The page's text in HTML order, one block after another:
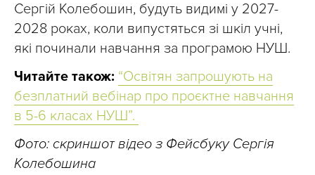
Сергій Колебошин, будуть видимі у 2027-
2028 роках, коли випустяться зі шкіл учні,
які починали навчання за програмою НУШ.
Читайте також: “Освітян запрошують на
безплатний вебінар про проєктне навчання
в 5-6 класах НУШ”.
Фото: cкриншот відео з Фейсбуку Сергія
Колебошина